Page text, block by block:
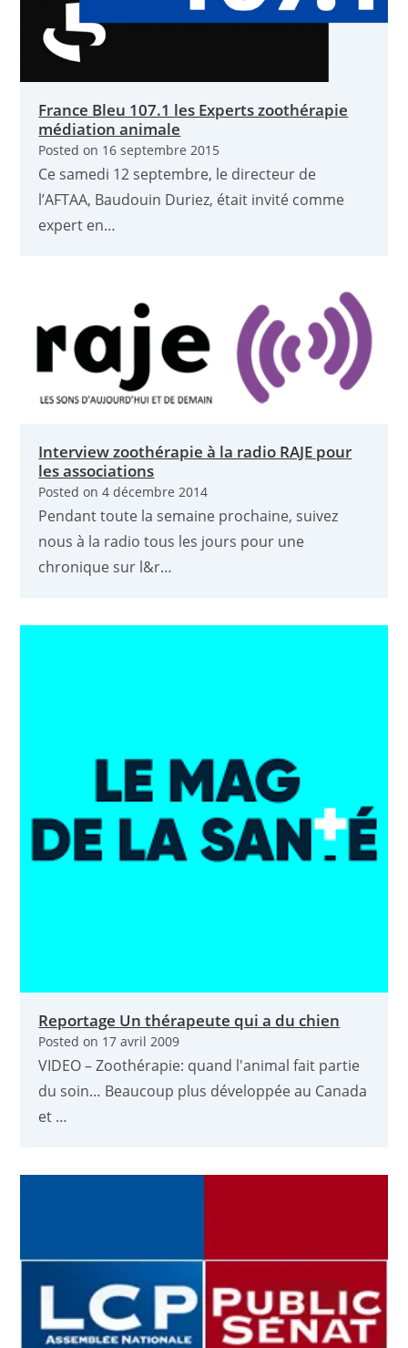
France Bleu 107.1 les Experts zoothérapie
médiation animale
Posted on 16 septembre 2015
Ce samedi 12 septembre, le directeur de
l’AFTAA, Baudouin Duriez, était invité comme
expert en…
Interview zoothérapie à la radio RAJE pour
les associations
Posted on4 décembre 2014
Pendant toute la semaine prochaine, suivez
nous à la radio tous les jours pour une
chronique sur l&r…
Reportage Un thérapeute qui a du chien
Posted on 17 avril 2009
VIDEO – Zoothérapie: quand l'animal fait partie
du soin… Beaucoup plus développée au Canada
et …